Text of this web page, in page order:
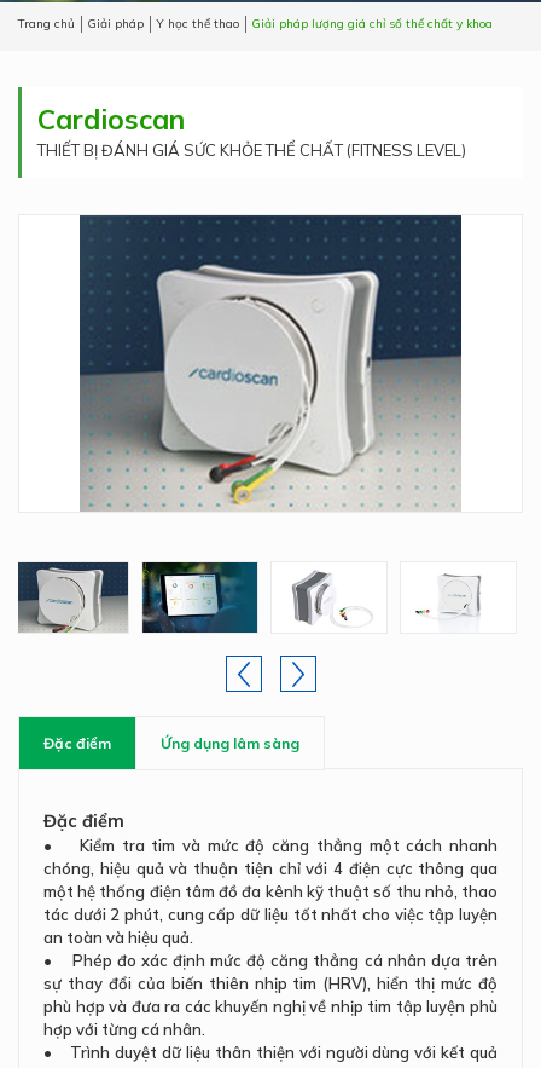
Trang chủ Giải pháp Y học thể thao Giải pháp lượng giá chỉ số thể chất y khoa
Cardioscan
THIẾT BỊ ĐÁNH GIÁ SỨC KHỎE THỂ CHẤT (FITNESS LEVEL)
Đặc điểm Ứng dụng lâm sàng
Đặc điểm
• Kiểm tra tim và mức độ căng thẳng một cách nhanh
chóng, hiệu quả và thuận tiện chỉ với 4 điện cực thông qua
một hệ thống điện tâm đồ đa kênh kỹ thuật số thu nhỏ, thao
tác dưới 2 phút, cung cấp dữ liệu tốt nhất cho việc tập luyện
an toàn và hiệu quả.
• Phép đo xác định mức độ căng thẳng cá nhân dựa trên
sự thay đổi của biến thiên nhịp tim (HRV), hiển thị mức độ
phù hợp và đưa ra các khuyến nghị về nhịp tim tập luyện phù
hợp với từng cá nhân.
• Trình duyệt dữ liệu thân thiện với người dùng với kết quả